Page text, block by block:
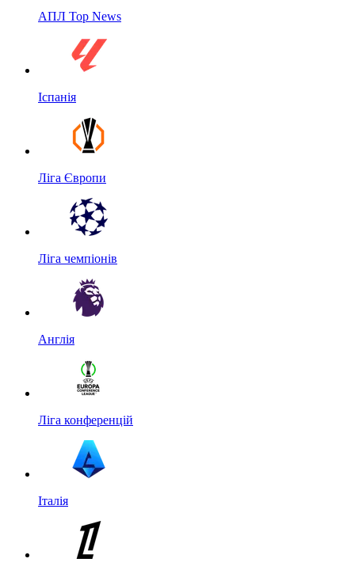
АПЛ Top News
Іспанія
Ліга Європи
Ліга чемпіонів
Англія
Ліга конференцій
Італія